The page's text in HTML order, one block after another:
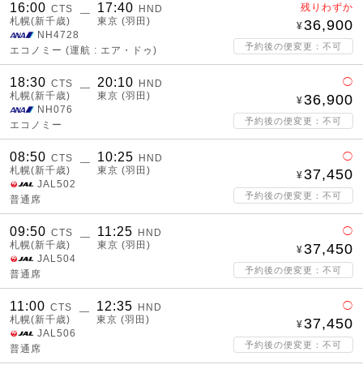
16:00 CTS
札幌(新千歳)
― 17:40
HND
東京 (羽田)
NH4728
エコノミー (運航 : エア・ドゥ)
残りわずか
36,900
予約後の便変更：不可
18:30 CTS
札幌(新千歳)
― 20:10
HND
東京 (羽田)
NH076
エコノミー
◯
36,900
予約後の便変更：不可
08:50 CTS
札幌(新千歳)
― 10:25
HND
東京 (羽田)
JAL502
普通席
◯
37,450
予約後の便変更：不可
09:50 CTS
札幌(新千歳)
― 11:25
HND
東京 (羽田)
JAL504
普通席
◯
37,450
予約後の便変更：不可
11:00 CTS
札幌(新千歳)
― 12:35
HND
東京 (羽田)
JAL506
普通席
◯
37,450
予約後の便変更：不可